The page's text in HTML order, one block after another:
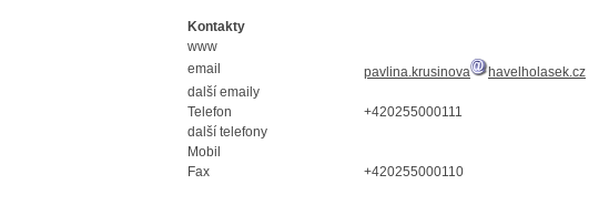
Kontakty
www
email
pavlina.krusinova
havelholasek.cz
další emaily
Telefon
+420255000111
další telefony
Mobil
Fax
+420255000110